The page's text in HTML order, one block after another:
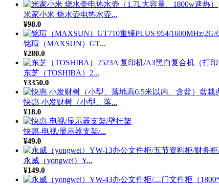
米家小米 烧水壶电热水壶...
¥98.0
铭瑄（MAXSUN）GT...
¥280.0
东芝（TOSHIBA）2...
¥3350.0
快惠 小发财树（小型、落...
¥18.0
快惠-电视/显示器支架/...
¥49.0
永威（yongwei）Y...
¥149.0